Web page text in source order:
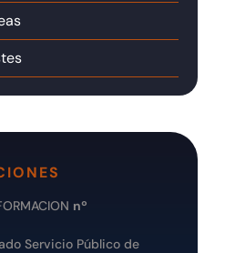
nº
Servicio Público de